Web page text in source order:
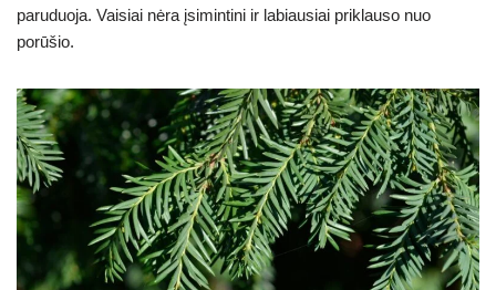
paruduoja. Vaisiai nėra įsimintini ir labiausiai priklauso nuo
porūšio.